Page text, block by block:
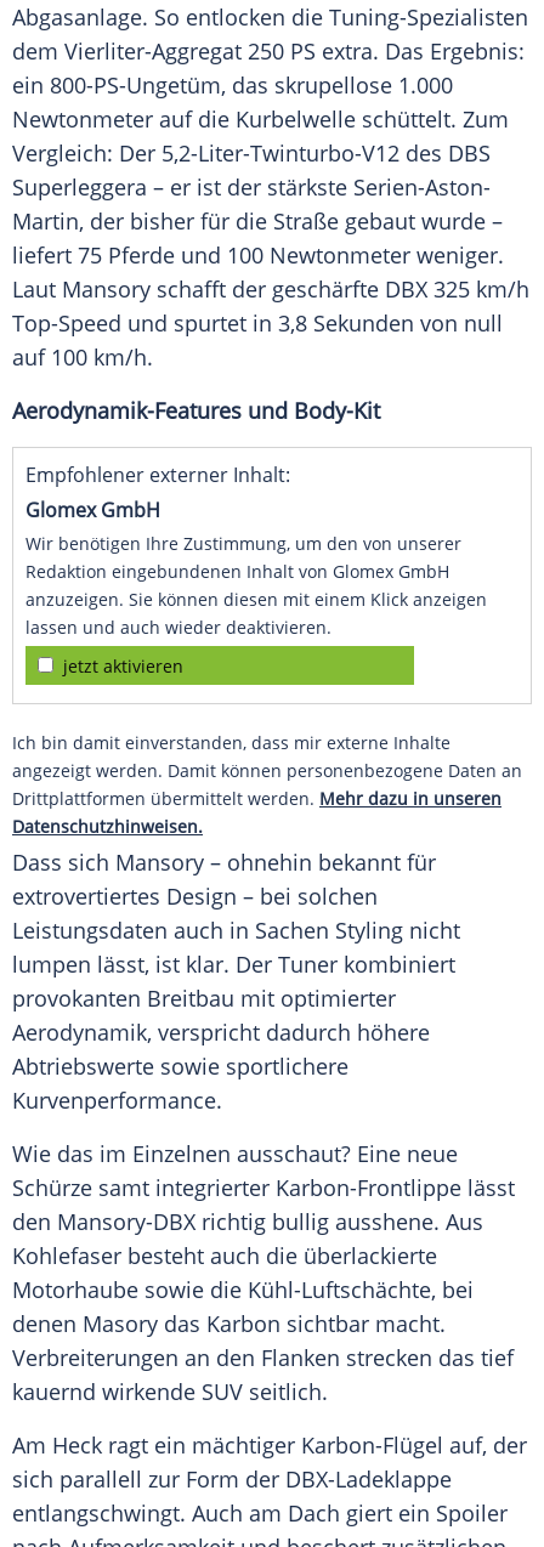
Abgasanlage. So entlocken die Tuning-Spezialisten
dem Vierliter-Aggregat 250 PS extra. Das Ergebnis:
ein 800-PS-Ungetüm, das skrupellose 1.000
Newtonmeter auf die Kurbelwelle schüttelt. Zum
Vergleich: Der 5,2-Liter-Twinturbo-V12 des DBS
Superleggera – er ist der stärkste Serien-Aston-
Martin, der bisher für die Straße gebaut wurde –
liefert 75 Pferde und 100 Newtonmeter weniger.
Laut Mansory schafft der geschärfte DBX 325 km/h
Top-Speed und spurtet in 3,8 Sekunden von null
auf 100 km/h.
Aerodynamik-Features und Body-Kit
Empfohlener externer Inhalt:
Glomex GmbH
Wir benötigen Ihre Zustimmung, um den von unserer
Redaktion eingebundenen Inhalt von Glomex GmbH
anzuzeigen. Sie können diesen mit einem Klick anzeigen
lassen und auch wieder deaktivieren.
jetzt aktivieren
Ich bin damit einverstanden, dass mir externe Inhalte
angezeigt werden. Damit können personenbezogene Daten an
Drittplattformen übermittelt werden. Mehr dazu in unseren
Datenschutzhinweisen.
Dass sich Mansory – ohnehin bekannt für
extrovertiertes Design – bei solchen
Leistungsdaten auch in Sachen Styling nicht
lumpen lässt, ist klar. Der Tuner kombiniert
provokanten Breitbau mit optimierter
Aerodynamik, verspricht dadurch höhere
Abtriebswerte sowie sportlichere
Kurvenperformance.
Wie das im Einzelnen ausschaut? Eine neue
Schürze samt integrierter Karbon-Frontlippe lässt
den Mansory-DBX richtig bullig ausshene. Aus
Kohlefaser besteht auch die überlackierte
Motorhaube sowie die Kühl-Luftschächte, bei
denen Masory das Karbon sichtbar macht.
Verbreiterungen an den Flanken strecken das tief
kauernd wirkende SUV seitlich.
Am Heck ragt ein mächtiger Karbon-Flügel auf, der
sich parallell zur Form der DBX-Ladeklappe
entlangschwingt. Auch am Dach giert ein Spoiler